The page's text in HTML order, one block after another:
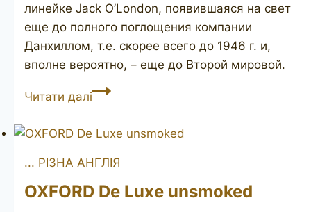
линейке Jack O’London, появившаяся на свет
еще до полного поглощения компании
Данхиллом, т.е. скорее всего до 1946 г. и,
вполне вероятно, – еще до Второй мировой.
Читати даліHARDCASTLE’S
O’London
... РІЗНА АНГЛІЯ
OXFORD De Luxe unsmoked